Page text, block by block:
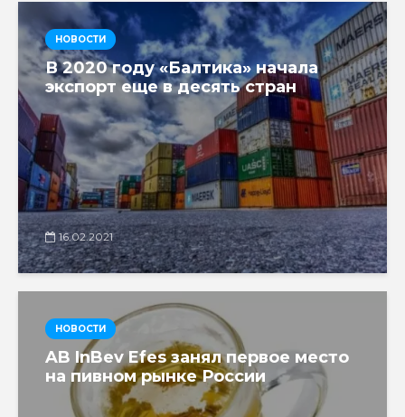
НОВОСТИ
В 2020 году «Балтика» начала
экспорт еще в десять стран
16.02.2021
НОВОСТИ
AB InBev Efes занял первое место
на пивном рынке России